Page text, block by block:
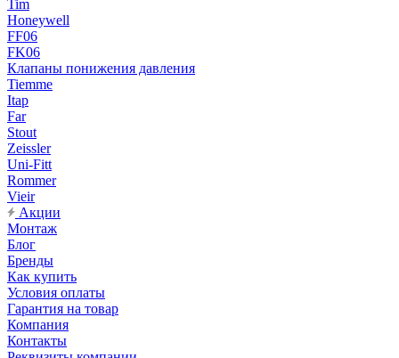
Tim
Honeywell
FF06
FK06
Клапаны понижения давления
Tiemme
Itap
Far
Stout
Zeissler
Uni-Fitt
Rommer
Vieir
Акции
Монтаж
Блог
Бренды
Как купить
Условия оплаты
Гарантия на товар
Компания
Контакты